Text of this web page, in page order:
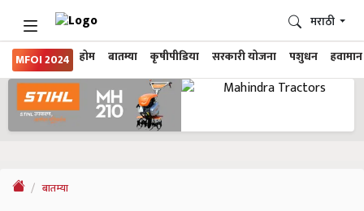
MFOI 2024 होम बातम्या कृषीपीडिया सरकारी योजना पशुधन हवामान
मराठी
बातम्या